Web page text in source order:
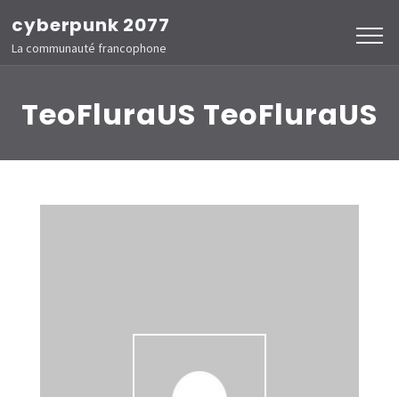
au
contenu
Entrée)
cyberpunk 2077
La communauté francophone
TeoFluraUS TeoFluraUS